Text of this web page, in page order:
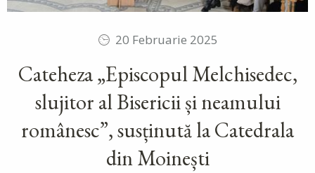
20 Februarie 2025
Cateheza „Episcopul Melchisedec,
slujitor al Bisericii și neamului
românesc”, susținută la Catedrala
din Moinești